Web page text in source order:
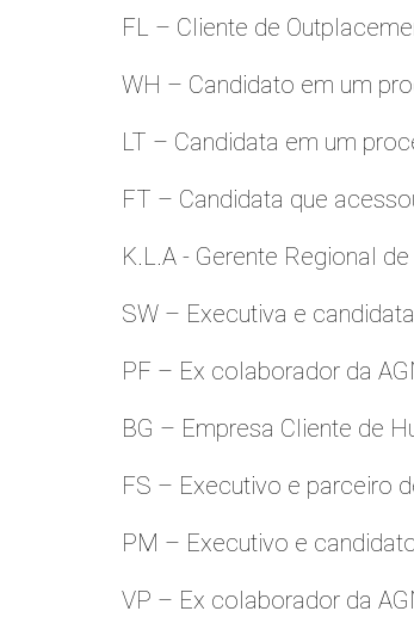
FL – Cliente de
WH – Candidato em um
LT – Candidata em um
FT – Candidata que
K.L.A - Gerente Regional
SW – Executiva e
PF – Ex colaborador da
BG – Empresa Cliente de
FS – Executivo e parceiro
PM – Executivo e
VP – Ex colaborador da